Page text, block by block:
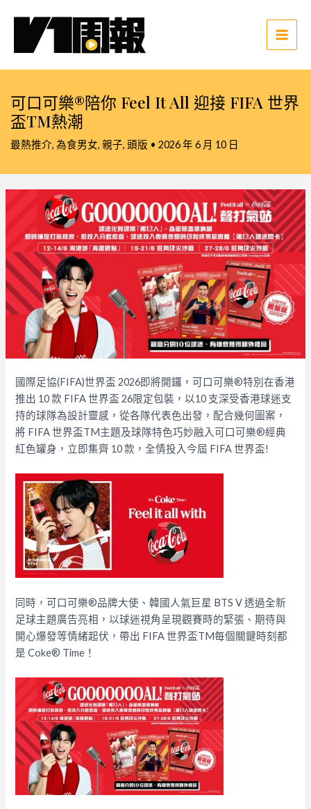
Main
可口可樂®陪你 Feel It All 迎接 FIFA 世界
盃TM熱潮
最熱推介, 為食男女, 親子, 頭版 • 2026 年 6 月 10 日
國際足協(FIFA)世界盃 2026即將開鑼，可口可樂®特別在香港
推出 10 款 FIFA 世界盃 26限定包裝，以10 支深受香港球迷支
持的球隊為設計靈感，從各隊代表色出發，配合幾何圖案，
將 FIFA 世界盃TM主題及球隊特色巧妙融入可口可樂®經典
紅色罐身，立即集齊 10 款，全情投入今屆 FIFA 世界盃!
同時，可口可樂®品牌大使、韓國人氣巨星 BTS V 透過全新
足球主題廣告亮相，以球迷視角呈現觀賽時的緊張、期待與
開心爆發等情緒起伏，帶出 FIFA 世界盃TM每個關鍵時刻都
是 Coke® Time！